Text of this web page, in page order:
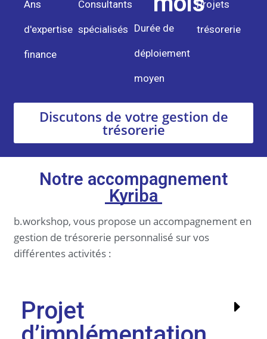
Ans
d'expertise
finance
Consultants
spécialisés Durée de
déploiement
moyen
Projets
trésorerie
Discutons de votre gestion de
trésorerie
Notre accompagnement
Kyriba
b.workshop, vous propose un accompagnement en
gestion de trésorerie personnalisé sur vos
différentes activités :
Projet